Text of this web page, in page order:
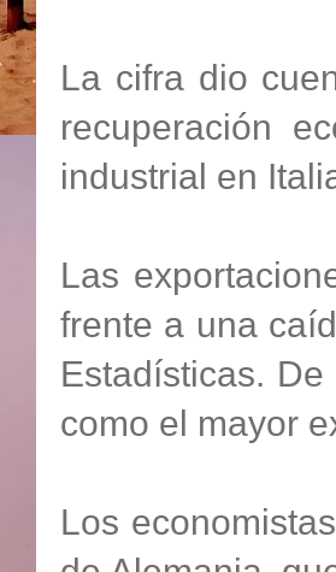
La cifra dio
recuperación
industrial en
Las
frente a una
Estadísticas.
como el mayor
Los